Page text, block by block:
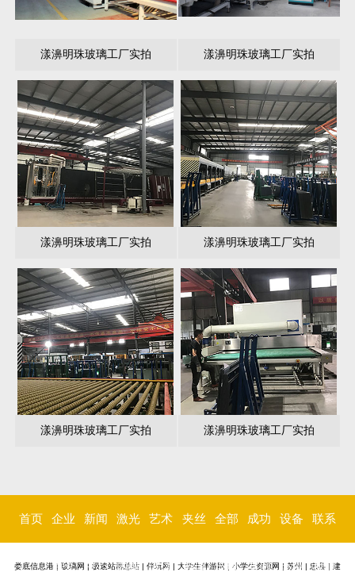
漾濞明珠玻璃工厂实拍 漾濞明珠玻璃工厂实拍
漾濞明珠玻璃工厂实拍 漾濞明珠玻璃工厂实拍
漾濞明珠玻璃工厂实拍 漾濞明珠玻璃工厂实拍
首页 企业
简介
新闻
中心
激光
内雕
艺术
玻璃
夹丝
玻璃
全部
玻璃
成功
案例
设备
环境
联系
我们
娄底信息港 | 玻璃网 | 极速站群总站 伴玩网 大学生伴游网 小学生资源网 | 苏州 忠县 | 建